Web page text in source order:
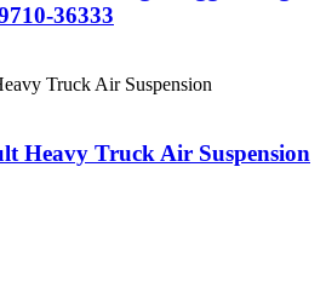
36333
Heavy Truck Air Suspension